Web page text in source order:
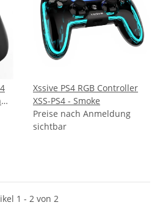
Xssive PS4 RGB Controller
XSS-PS4 - Smoke
Preise nach Anmeldung
sichtbar
1 - 2 von 2